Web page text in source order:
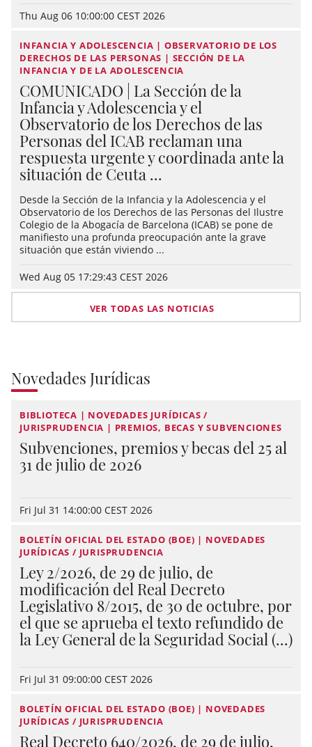
Thu Aug 06 10:00:00 CEST 2026
INFANCIA Y ADOLESCENCIA | OBSERVATORIO DE LOS
DERECHOS DE LAS PERSONAS | SECCIÓN DE LA
INFANCIA Y DE LA ADOLESCENCIA
COMUNICADO | La Sección de la
Infancia y Adolescencia y el
Observatorio de los Derechos de las
Personas del ICAB reclaman una
respuesta urgente y coordinada ante la
situación de Ceuta ...
Desde la Sección de la Infancia y la Adolescencia y el
Observatorio de los Derechos de las Personas del Ilustre
Colegio de la Abogacía de Barcelona (ICAB) se pone de
manifiesto una profunda preocupación ante la grave
situación que están viviendo ...
Wed Aug 05 17:29:43 CEST 2026
VER TODAS LAS NOTICIAS
Novedades Jurídicas
BIBLIOTECA | NOVEDADES JURÍDICAS /
JURISPRUDENCIA | PREMIOS, BECAS Y SUBVENCIONES
Subvenciones, premios y becas del 25 al
31 de julio de 2026
Fri Jul 31 14:00:00 CEST 2026
BOLETÍN OFICIAL DEL ESTADO (BOE) | NOVEDADES
JURÍDICAS / JURISPRUDENCIA
Ley 2/2026, de 29 de julio, de
modificación del Real Decreto
Legislativo 8/2015, de 30 de octubre, por
el que se aprueba el texto refundido de
la Ley General de la Seguridad Social (...)
Fri Jul 31 09:00:00 CEST 2026
BOLETÍN OFICIAL DEL ESTADO (BOE) | NOVEDADES
JURÍDICAS / JURISPRUDENCIA
Real Decreto 640/2026, de 29 de julio,